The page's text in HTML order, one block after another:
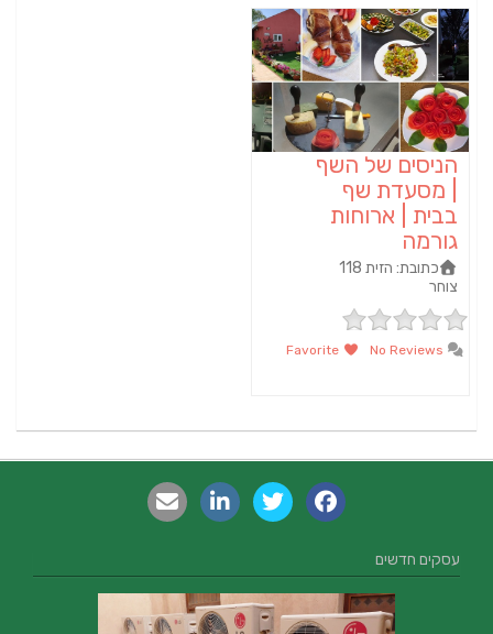
הניסים של השף
| מסעדת שף
בבית | ארוחות
גורמה
כתובת:
הזית 118
צוחר
עסקים חדשים